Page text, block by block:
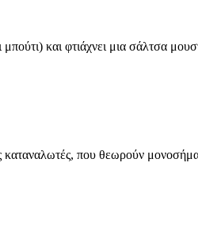
και φτιάχνει μια σάλτσα
καταναλωτές, που θεωρούν